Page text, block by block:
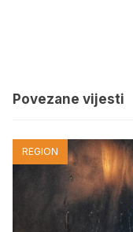
Povezane vijesti
REGION